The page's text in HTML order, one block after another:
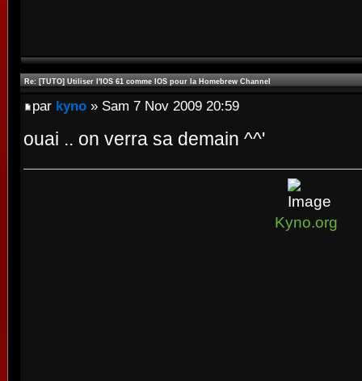
Re: [TUTO] Utiliser l'IOS 61 comme IOS pour la Homebrew Channel
par kyno » Sam 7 Nov 2009 20:59
ouai .. on verra sa demain ^^'
Kyno.org